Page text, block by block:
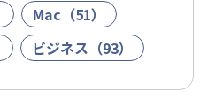
Mac（51）
ビジネス（93）